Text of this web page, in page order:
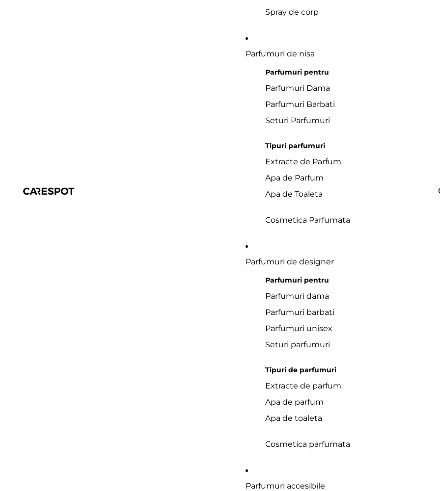
Spray de corp
Parfumuri de nisa
Parfumuri pentru
Parfumuri Dama
Parfumuri Barbati
Seturi Parfumuri
Tipuri parfumuri
Extracte de Parfum
Apa de Parfum
Apa de Toaleta
Cosmetica Parfumata
Parfumuri de designer
Parfumuri pentru
Parfumuri dama
Parfumuri barbati
Parfumuri unisex
Seturi parfumuri
Tipuri de parfumuri
Extracte de parfum
Apa de parfum
Apa de toaleta
Cosmetica parfumata
Parfumuri accesibile